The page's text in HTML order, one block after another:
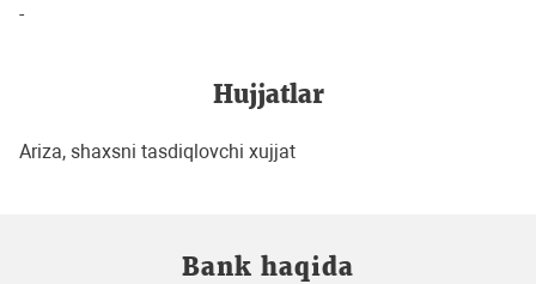
-
Hujjatlar
Ariza, shaxsni tasdiqlovchi xujjat
Bank haqida